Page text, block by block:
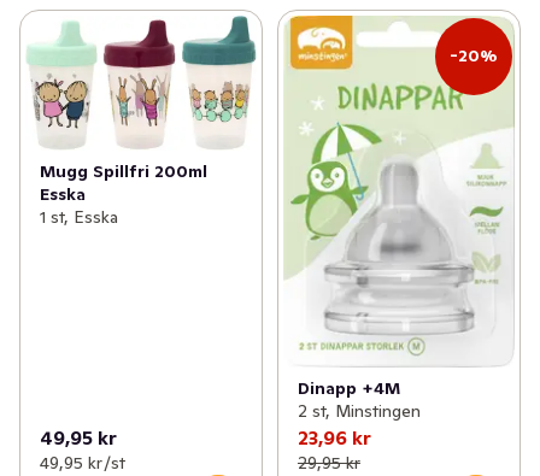
Mugg Spillfri 200ml
Esska
1 st, Esska
49,95 kr
49,95 kr /st
-20%
Dinapp +4M
2 st, Minstingen
23,96 kr
29,95 kr